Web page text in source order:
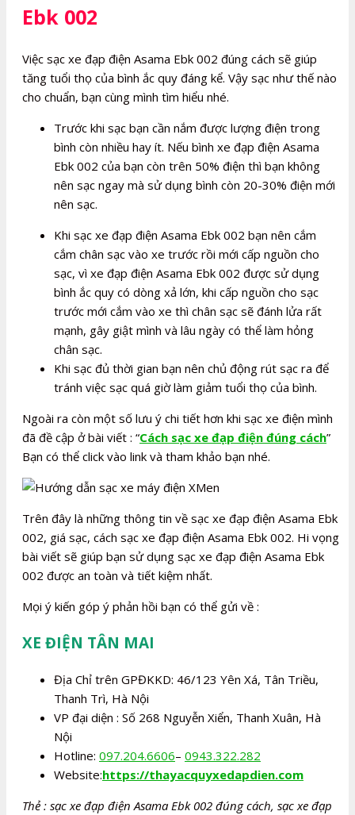
Ebk 002
Việc sạc xe đạp điện Asama Ebk 002 đúng cách sẽ giúp
tăng tuổi thọ của bình ắc quy đáng kể. Vậy sạc như thế nào
cho chuẩn, bạn cùng mình tìm hiểu nhé.
Trước khi sạc bạn cần nắm được lượng điện trong
bình còn nhiều hay ít. Nếu bình xe đạp điện Asama
Ebk 002 của bạn còn trên 50% điện thì bạn không
nên sạc ngay mà sử dụng bình còn 20-30% điện mới
nên sạc.
Khi sạc xe đạp điện Asama Ebk 002 bạn nên cắm
cắm chân sạc vào xe trước rồi mới cấp nguồn cho
sạc, vì xe đạp điện Asama Ebk 002 được sử dụng
bình ắc quy có dòng xả lớn, khi cấp nguồn cho sạc
trước mới cắm vào xe thì chân sạc sẽ đánh lửa rất
mạnh, gây giật mình và lâu ngày có thể làm hỏng
chân sạc.
Khi sạc đủ thời gian bạn nên chủ động rút sạc ra để
tránh việc sạc quá giờ làm giảm tuổi thọ của bình.
Ngoài ra còn một số lưu ý chi tiết hơn khi sạc xe điện mình
đã đề cập ở bài viết : “Cách sạc xe đạp điện đúng cách”
Bạn có thể click vào link và tham khảo bạn nhé.
Trên đây là những thông tin về sạc xe đạp điện Asama Ebk
002, giá sạc, cách sạc xe đạp điện Asama Ebk 002. Hi vọng
bài viết sẽ giúp bạn sử dụng sạc xe đạp điện Asama Ebk
002 được an toàn và tiết kiệm nhất.
Mọi ý kiến góp ý phản hồi bạn có thể gửi về :
XE ĐIỆN TÂN MAI
Địa Chỉ trên GPĐKKD: 46/123 Yên Xá, Tân Triều,
Thanh Trì, Hà Nội
VP đại diện : Số 268 Nguyễn Xiển, Thanh Xuân, Hà
Nội
Hotline: 097.204.6606– 0943.322.282
Website:https://thayacquyxedapdien.com
Thẻ : sạc xe đạp điện Asama Ebk 002 đúng cách, sạc xe đạp